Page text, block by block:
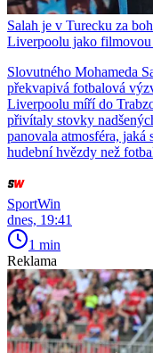
Salah je v Turecku za
Liverpoolu jako filmovou
Slovutného Mohameda
překvapivá fotbalová
Liverpoolu míří do
přivítaly stovky
panovala atmosféra, jaká
hudební hvězdy než
SportWin
dnes, 19:41
1 min
Reklama